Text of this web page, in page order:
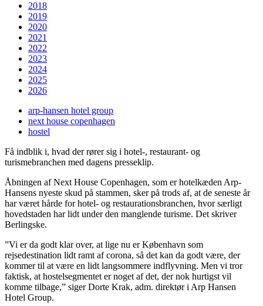
2018
2019
2020
2021
2022
2023
2024
2025
2026
arp-hansen hotel group
next house copenhagen
hostel
Få indblik i, hvad der rører sig i hotel-, restaurant- og
turismebranchen med dagens presseklip.
Åbningen af Next House Copenhagen, som er hotelkæden Arp-
Hansens nyeste skud på stammen, sker på trods af, at de seneste år
har været hårde for hotel- og restaurationsbranchen, hvor særligt
hovedstaden har lidt under den manglende turisme. Det skriver
Berlingske.
”Vi er da godt klar over, at lige nu er København som
rejsedestination lidt ramt af corona, så det kan da godt være, der
kommer til at være en lidt langsommere indflyvning. Men vi tror
faktisk, at hostelsegmentet er noget af det, der nok hurtigst vil
komme tilbage,” siger Dorte Krak, adm. direktør i Arp Hansen
Hotel Group.